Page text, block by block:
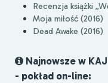
Recenzja książki
Moja miłość (2016)
Dead Awake (2016)
Najnowsze w
- pokład on-line: